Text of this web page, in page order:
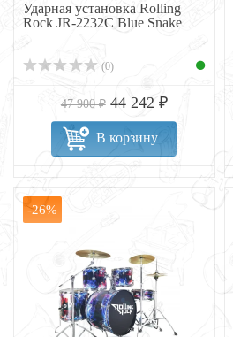
Ударная установка Rolling
Rock JR-2232C Blue Snake
(0)
47 900 ₽ 44 242 ₽
В корзину
-26%